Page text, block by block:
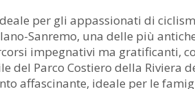
per gli appassionati di
Sanremo, una delle più
impegnativi ma gratificanti,
del Parco Costiero della Riviera
affascinante, ideale per le